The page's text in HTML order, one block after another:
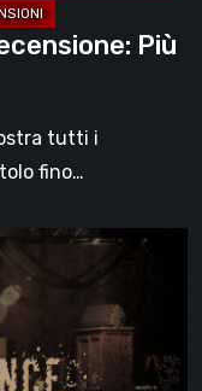
Più
tutti i
fino…